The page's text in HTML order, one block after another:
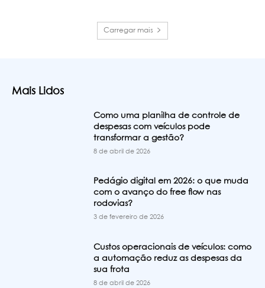
Carregar mais
Mais Lidos
Como uma planilha de controle de
despesas com veículos pode
transformar a gestão?
8 de abril de 2026
Pedágio digital em 2026: o que muda
com o avanço do free flow nas
rodovias?
3 de fevereiro de 2026
Custos operacionais de veículos: como
a automação reduz as despesas da
sua frota
8 de abril de 2026